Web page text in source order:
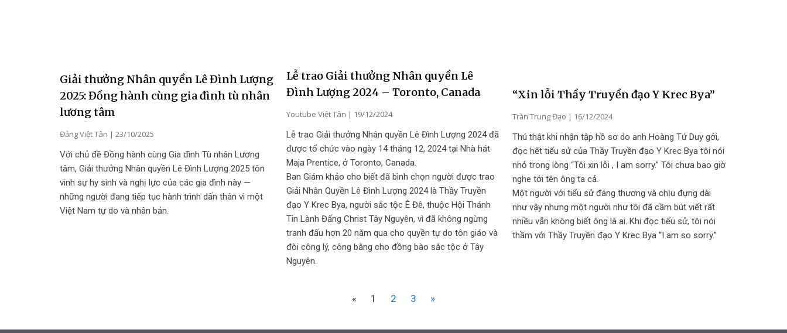
Giải thưởng Nhân quyền Lê Đình Lượng
2025: Đồng hành cùng gia đình tù nhân
lương tâm
Đảng Việt Tân
23/10/2025
Với chủ đề Đồng hành cùng Gia đình Tù nhân Lương
tâm, Giải thưởng Nhân quyền Lê Đình Lượng 2025 tôn
vinh sự hy sinh và nghị lực của các gia đình này —
những người đang tiếp tục hành trình dấn thân vì một
Việt Nam tự do và nhân bản.
Lễ trao Giải thưởng Nhân quyền Lê
Đình Lượng 2024 – Toronto, Canada
Youtube Việt Tân
19/12/2024
Lễ trao Giải thưởng Nhân quyền Lê Đình Lượng 2024 đã
được tổ chức vào ngày 14 tháng 12, 2024 tại Nhà hát
Maja Prentice, ở Toronto, Canada.
Ban Giám khảo cho biết đã bình chọn người được trao
Giải Nhân Quyền Lê Đình Lượng 2024 là Thầy Truyền
đạo Y Krec Bya, người sắc tộc Ê Đê, thuộc Hội Thánh
Tin Lành Đấng Christ Tây Nguyên, vì đã không ngừng
tranh đấu hơn 20 năm qua cho quyền tự do tôn giáo và
đòi công lý, công bằng cho đồng bào sắc tộc ở Tây
Nguyên.
“Xin lỗi Thầy Truyền đạo Y Krec Bya”
Trần Trung Đạo
16/12/2024
Thú thật khi nhận tập hồ sơ do anh Hoàng Tứ Duy gởi,
đọc hết tiểu sử của Thầy Truyền đạo Y Krec Bya tôi nói
nhỏ trong lòng “Tôi xin lỗi , I am sorry.” Tôi chưa bao giờ
nghe tới tên ông ta cả.
Một người với tiểu sử đáng thương và chịu đựng dài
như vậy nhưng một người như tôi đã cầm bút viết rất
nhiều vẫn không biết ông là ai. Khi đọc tiểu sử, tôi nói
thầm với Thầy Truyền đạo Y Krec Bya “I am so sorry.”
« 1 2 3 »